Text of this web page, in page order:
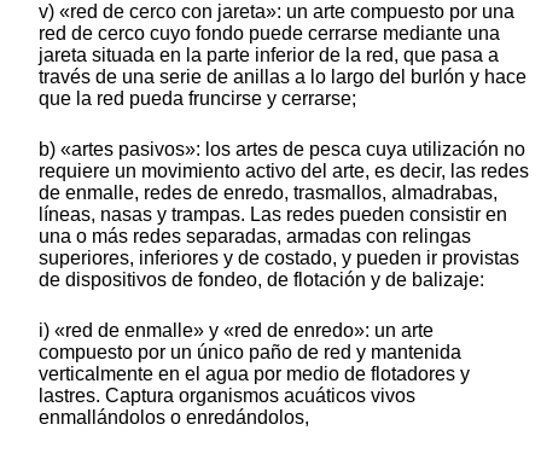
v) «red de cerco con jareta»: un arte compuesto por una
red de cerco cuyo fondo puede cerrarse mediante una
jareta situada en la parte inferior de la red, que pasa a
través de una serie de anillas a lo largo del burlón y hace
que la red pueda fruncirse y cerrarse;
b) «artes pasivos»: los artes de pesca cuya utilización no
requiere un movimiento activo del arte, es decir, las redes
de enmalle, redes de enredo, trasmallos, almadrabas,
líneas, nasas y trampas. Las redes pueden consistir en
una o más redes separadas, armadas con relingas
superiores, inferiores y de costado, y pueden ir provistas
de dispositivos de fondeo, de flotación y de balizaje:
i) «red de enmalle» y «red de enredo»: un arte
compuesto por un único paño de red y mantenida
verticalmente en el agua por medio de flotadores y
lastres. Captura organismos acuáticos vivos
enmallándolos o enredándolos,